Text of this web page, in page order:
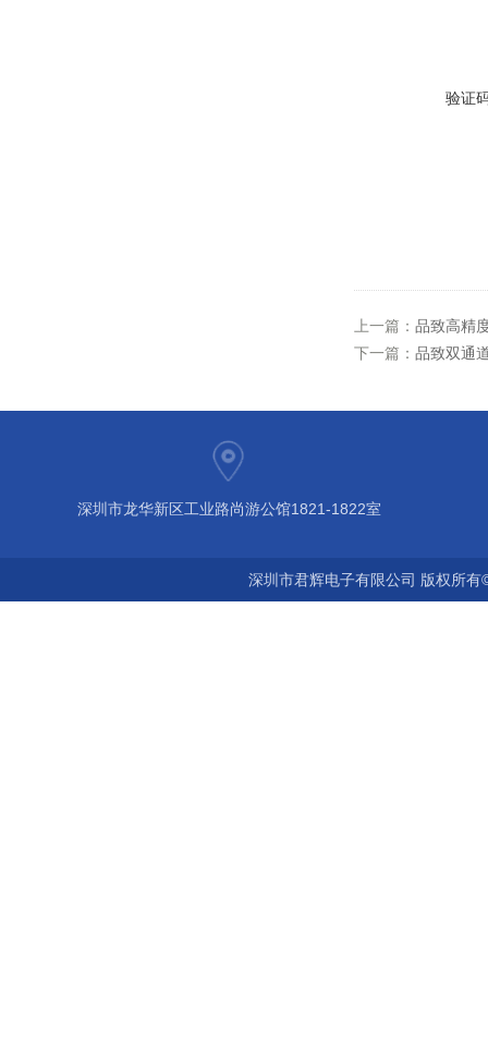
验证
上一篇： 品致高精
下一篇： 品致双通
深圳市龙华新区工业路尚游公馆1821-1822室
深圳市君辉电子有限公司 版权所